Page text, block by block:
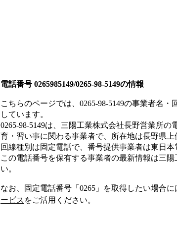
電話番号 0265985149/0265-98-5149の情報
こちらのページでは、 0265-98-5149の事業者名・
しています。
0265-98-5149は、 三陽工業株式会社長野営業所の
育・習い事に関わる事業者で、所在地は長野県
回線種別は固定電話で、番号提供事業者は東日本
この電話番号を保有する事業者の最新情報は三陽
い。
なお、固定電話番号「 0265 」を取得したい場合に
ービス をご活用ください。